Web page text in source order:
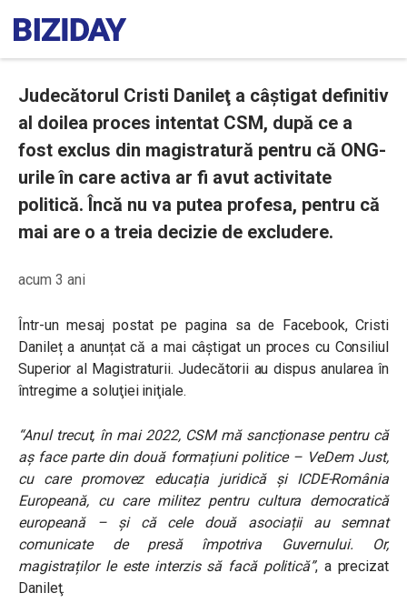
Judecătorul Cristi Danileţ a câştigat definitiv
al doilea proces intentat CSM, după ce a
fost exclus din magistratură pentru că ONG-
urile în care activa ar fi avut activitate
politică. Încă nu va putea profesa, pentru că
mai are o a treia decizie de excludere.
acum 3 ani
Într-un mesaj postat pe pagina sa de Facebook, Cristi
Danileț a anunțat că a mai câștigat un proces cu Consiliul
Superior al Magistraturii. Judecătorii au dispus anularea în
întregime a soluţiei iniţiale.
“Anul trecut, în mai 2022, CSM mă sancționase pentru că
aș face parte din două formațiuni politice – VeDem Just,
cu care promovez educația juridică și ICDE-România
Europeană, cu care militez pentru cultura democratică
europeană – și că cele două asociații au semnat
comunicate de presă împotriva Guvernului. Or,
magistraților le este interzis să facă politică”, a precizat
Danileţ.